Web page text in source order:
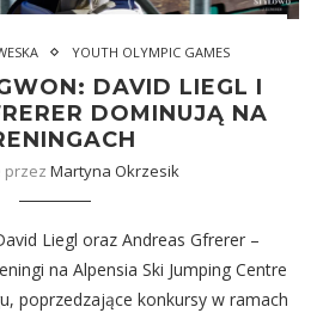
YOUTH OLYMPIC GAMES
DAVID LIEGL I
DOMINUJĄ NA
przez Martyna Okrzesik
Liegl oraz Andreas Gfrerer –
na Alpensia Ski Jumping Centre
poprzedzające konkursy w ramach